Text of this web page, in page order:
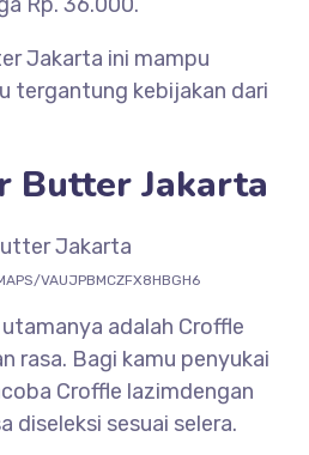
Jakarta ini mampu
tergantung kebijakan dari
Butter Jakarta
VAUJPBMCZFX8HBGH6
adalah Croffle
rasa. Bagi kamu penyukai
Croffle lazimdengan
diseleksi sesuai selera.